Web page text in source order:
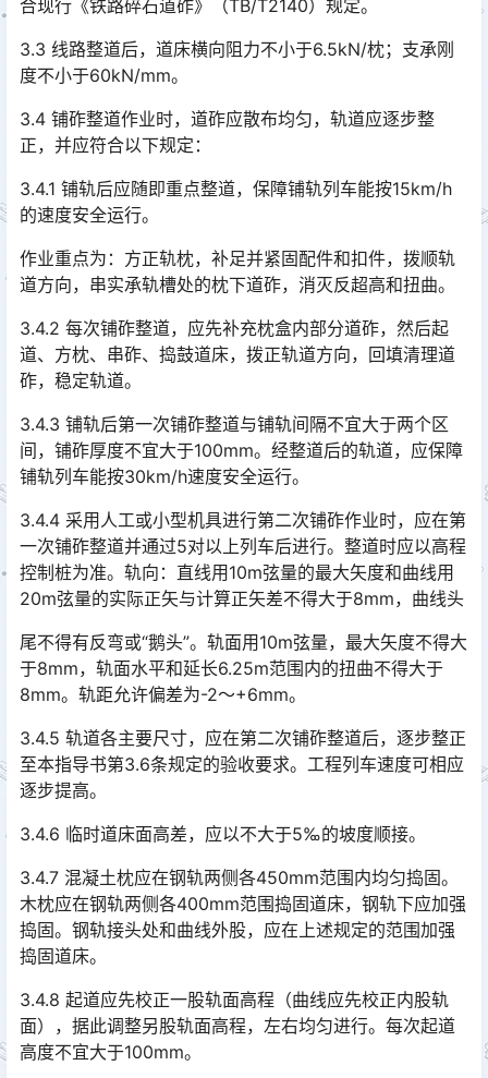
合现行《铁路碎石道砟》（TB/T2140）规定。
3.3 线路整道后，道床横向阻力不小于6.5kN/枕；支承刚
度不小于60kN/mm。
3.4 铺砟整道作业时，道砟应散布均匀，轨道应逐步整
正，并应符合以下规定：
3.4.1 铺轨后应随即重点整道，保障铺轨列车能按15km/h
的速度安全运行。
作业重点为：方正轨枕，补足并紧固配件和扣件，拨顺轨
道方向，串实承轨槽处的枕下道砟，消灭反超高和扭曲。
3.4.2 每次铺砟整道，应先补充枕盒内部分道砟，然后起
道、方枕、串砟、捣鼓道床，拨正轨道方向，回填清理道
砟，稳定轨道。
3.4.3 铺轨后第一次铺砟整道与铺轨间隔不宜大于两个区
间，铺砟厚度不宜大于100mm。经整道后的轨道，应保障
铺轨列车能按30km/h速度安全运行。
3.4.4 采用人工或小型机具进行第二次铺砟作业时，应在第
一次铺砟整道并通过5对以上列车后进行。整道时应以高程
控制桩为准。轨向：直线用10m弦量的最大矢度和曲线用
20m弦量的实际正矢与计算正矢差不得大于8mm，曲线头󠅅󠅃󠄵󠅂󠄪󠇖󠆨󠆨󠇕󠆞󠆒󠅬󠇘󠆭󠆘󠇙󠆝󠅵󠇗󠆭󠆁󠄐󠇗󠅹󠅸󠇖󠆍󠅳󠇖󠅹󠅰󠇖󠆌󠅹
尾不得有反弯或“鹅头”。轨面用10m弦量，最大矢度不得大
于8mm，轨面水平和延长6.25m范围内的扭曲不得大于
8mm。轨距允许偏差为-2～+6mm。
3.4.5 轨道各主要尺寸，应在第二次铺砟整道后，逐步整正
至本指导书第3.6条规定的验收要求。工程列车速度可相应
逐步提高。
3.4.6 临时道床面高差，应以不大于5‰的坡度顺接。
3.4.7 混凝土枕应在钢轨两侧各450mm范围内均匀捣固。
木枕应在钢轨两侧各400mm范围捣固道床，钢轨下应加强
捣固。钢轨接头处和曲线外股，应在上述规定的范围加强
捣固道床。󠅅󠅃󠄵󠅂󠄪󠇖󠆨󠆨󠇕󠆞󠆒󠅬󠇘󠆭󠆘󠇙󠆝󠅵󠇗󠆭󠆁󠄐󠇗󠅹󠅸󠇖󠆍󠅳󠇖󠅹󠅰󠇖󠆌󠅹
3.4.8 起道应先校正一股轨面高程（曲线应先校正内股轨
面），据此调整另股轨面高程，左右均匀进行。每次起道
高度不宜大于100mm。